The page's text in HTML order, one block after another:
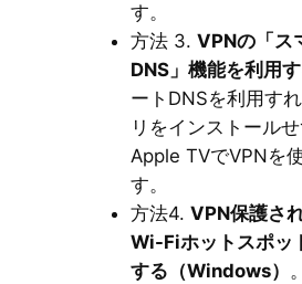
す。
方法 3. VPNの「ス
DNS」機能を利用す
ートDNSを利用す
リをインストール
Apple TVでVPNを
す。
方法4. VPN保護さ
Wi-Fiホットスポッ
する（Windows） 。